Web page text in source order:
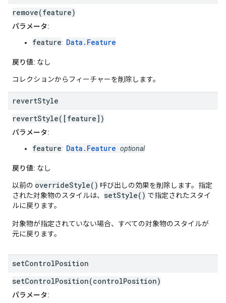
remove(feature)
パラメータ:
feature: Data.Feature
戻り値: なし
コレクションからフィーチャーを削除します。
revertStyle
revertStyle([feature])
パラメータ:
feature: Data.Feature optional
戻り値: なし
以前の overrideStyle() 呼び出しの効果を削除します。指定
された対象物のスタイルは、 setStyle() で指定されたスタイ
ルに戻ります。
対象物が指定されていない場合、すべての対象物のスタイルが
元に戻ります。
setControlPosition
setControlPosition(controlPosition)
パラメータ: